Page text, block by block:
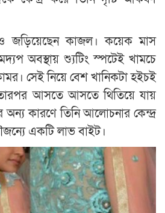
জড়িয়েছেন কাজল। কয়েক মাস
অবস্থায় শ্যুটিং স্পটেই খামচে
সেই নিয়ে বেশ খানিকটা হইচই
আসতে আসতে থিতিয়ে যায়
অন্য কারণে তিনি আলোচনার কেন্দ্র
একটি লাভ বাইট।